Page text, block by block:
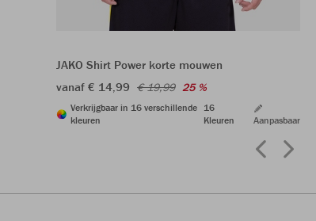
JAKO Shirt Power korte mouwen
vanaf € 14,99 € 19,99 25 %
Verkrijgbaar in 16 verschillende
kleuren
16
Kleuren
Aanpasbaar